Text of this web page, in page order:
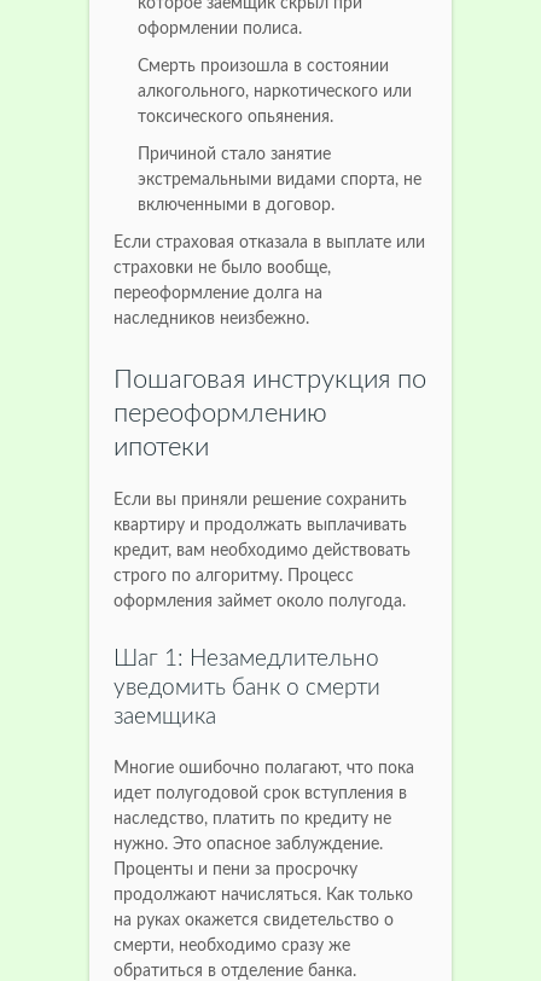
которое заемщик скрыл при
оформлении полиса.
Смерть произошла в состоянии
алкогольного, наркотического или
токсического опьянения.
Причиной стало занятие
экстремальными видами спорта, не
включенными в договор.
Если страховая отказала в выплате или
страховки не было вообще,
переоформление долга на
наследников неизбежно.
Пошаговая инструкция по
переоформлению
ипотеки
Если вы приняли решение сохранить
квартиру и продолжать выплачивать
кредит, вам необходимо действовать
строго по алгоритму. Процесс
оформления займет около полугода.
Шаг 1: Незамедлительно
уведомить банк о смерти
заемщика
Многие ошибочно полагают, что пока
идет полугодовой срок вступления в
наследство, платить по кредиту не
нужно. Это опасное заблуждение.
Проценты и пени за просрочку
продолжают начисляться. Как только
на руках окажется свидетельство о
смерти, необходимо сразу же
обратиться в отделение банка.